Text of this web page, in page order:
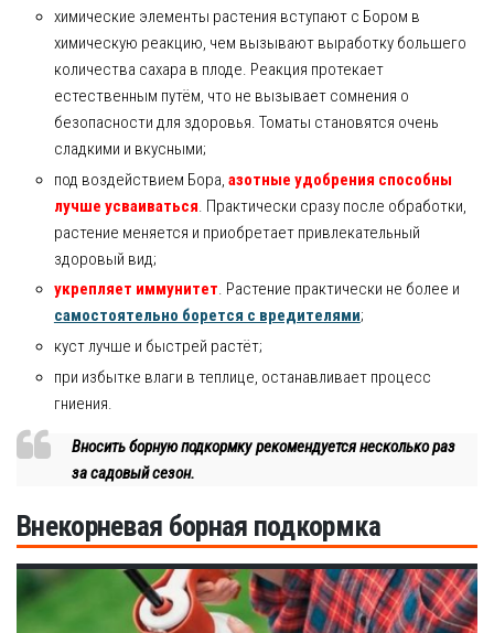
химические элементы растения вступают с Бором в
химическую реакцию, чем вызывают выработку большего
количества сахара в плоде. Реакция протекает
естественным путём, что не вызывает сомнения о
безопасности для здоровья. Томаты становятся очень
сладкими и вкусными;
под воздействием Бора, азотные удобрения способны
лучше усваиваться . Практически сразу после обработки,
растение меняется и приобретает привлекательный
здоровый вид;
укрепляет иммунитет. Растение практически не более и
самостоятельно борется с вредителями;
куст лучше и быстрей растёт;
при избытке влаги в теплице, останавливает процесс
гниения.
Вносить борную подкормку рекомендуется несколько раз
за садовый сезон.
Внекорневая борная подкормка